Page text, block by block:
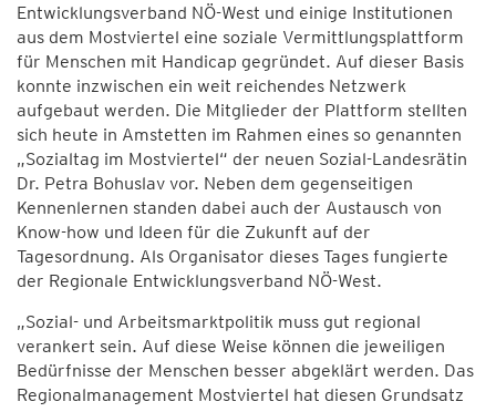
Entwicklungsverband NÖ-West und einige Institutionen
aus dem Mostviertel eine soziale Vermittlungsplattform
für Menschen mit Handicap gegründet. Auf dieser Basis
konnte inzwischen ein weit reichendes Netzwerk
aufgebaut werden. Die Mitglieder der Plattform stellten
sich heute in Amstetten im Rahmen eines so genannten
„Sozialtag im Mostviertel“ der neuen Sozial-Landesrätin
Dr. Petra Bohuslav vor. Neben dem gegenseitigen
Kennenlernen standen dabei auch der Austausch von
Know-how und Ideen für die Zukunft auf der
Tagesordnung. Als Organisator dieses Tages fungierte
der Regionale Entwicklungsverband NÖ-West.
„Sozial- und Arbeitsmarktpolitik muss gut regional
verankert sein. Auf diese Weise können die jeweiligen
Bedürfnisse der Menschen besser abgeklärt werden. Das
Regionalmanagement Mostviertel hat diesen Grundsatz